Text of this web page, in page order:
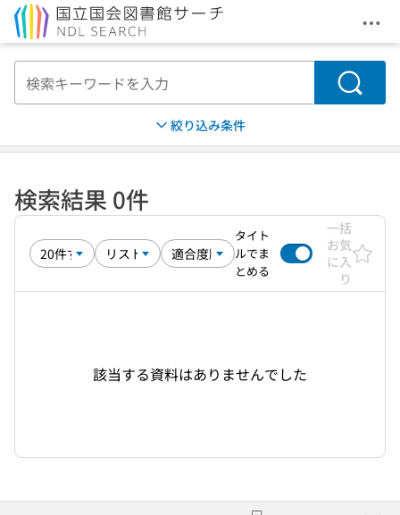
メ
検索
絞り込み条件
検索結果 0件
タイト
ルでま
とめる
一括
お気
に入
り
該当する資料はありませんでした